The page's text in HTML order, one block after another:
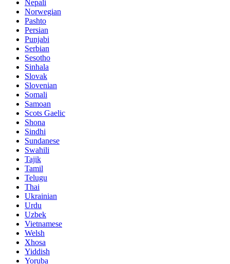
Nepali
Norwegian
Pashto
Persian
Punjabi
Serbian
Sesotho
Sinhala
Slovak
Slovenian
Somali
Samoan
Scots Gaelic
Shona
Sindhi
Sundanese
Swahili
Tajik
Tamil
Telugu
Thai
Ukrainian
Urdu
Uzbek
Vietnamese
Welsh
Xhosa
Yiddish
Yoruba